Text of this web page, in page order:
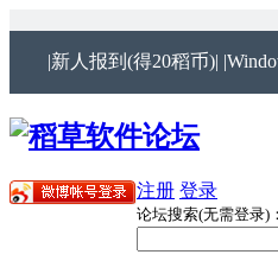
|新人报到(得20稻币)|
注册 登录
论坛搜索(无需登录)：